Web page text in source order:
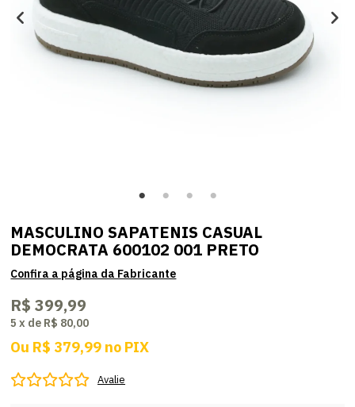
MASCULINO SAPATENIS CASUAL
DEMOCRATA 600102 001 PRETO
R$ 399,99
5 x de R$ 80,00
Ou R$ 379,99 no PIX
Avalie